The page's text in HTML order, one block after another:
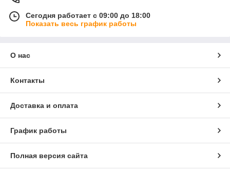
Сегодня работает с 09:00 до 18:00
Показать весь график работы
О нас
Контакты
Доставка и оплата
График работы
Полная версия сайта